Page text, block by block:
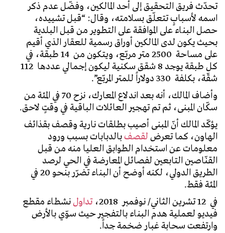
تحدّث فريق التحقيق إلى أحد المالكين، وفضّل عدم ذكر
اسمه لأسبابٍ تتعلّق بسلامته، وقال: “قبل تشييده،
حصل البناء على الموافقة على التطوير من قبل البلدية
بحيث يكون لدى المالكين أوراق رسمية للعقار الذي أقيم
على مساحة 2500 متر مربّع، ويتكون من 14 طبقة، في
كل طبقة يوجد 8 شقق سكنية ليكون إجمالي عددها 112
شقّة، بكلفة 330 دولاراً للمتر المربّع”.
وأضاف المالك، أنه بعد اندلاع المعارك، نزح 70 في المئة من
سكّان المبنى، ثم تم تهجير العائلات الباقية في وقتٍ لاحق.
يؤكّد المالك أنّ المبنى أصيب بطلقات نارية وقصف بقذائف
الهاون، كما تعرضلقصفبالدبابات بسبب ورود
معلومات عن استخدام الطوابق العليا منه من قبل
القنّاصين التابعين لفصائل المعارضة في الحي لرصد
الطريق الدولي، لكنه أوضح أن البناء تضرّر بنحو 20 في
المئة فقط.
في 12 تشرين الثاني/ نوفمبر 2018،
تداولنشطاء مقطع
فيديو لعملية هدم البناء بالتفجير حيث سوّي بالأرض
وارتفعت سحابة غبار ضخمة جداً.